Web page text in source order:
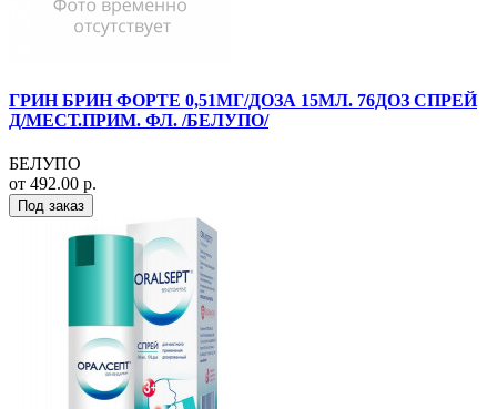
ГРИН БРИН ФОРТЕ 0,51МГ/ДОЗА 15МЛ. 76ДОЗ СПРЕЙ
Д/МЕСТ.ПРИМ. ФЛ. /БЕЛУПО/
БЕЛУПО
от 492.00 р.
Под заказ